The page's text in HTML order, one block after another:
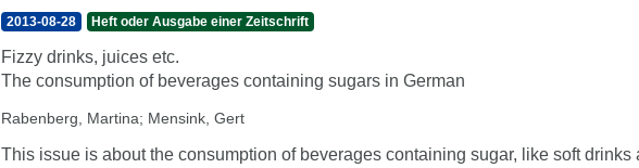
2013-08-28 Heft oder Ausgabe einer Zeitschrift
Fizzy drinks, juices etc.
The consumption of beverages containing sugars in German
Rabenberg, Martina; Mensink, Gert
This issue is about the consumption of beverages containing sugar, like soft drinks